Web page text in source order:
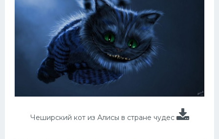
Чеширский кот из Алисы в стране чудес